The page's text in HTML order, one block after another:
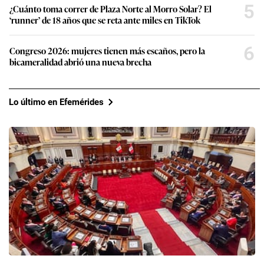
¿Cuánto toma correr de Plaza Norte al Morro Solar? El
‘runner’ de 18 años que se reta ante miles en TikTok
5
Congreso 2026: mujeres tienen más escaños, pero la
bicameralidad abrió una nueva brecha
6
Lo último en Efemérides